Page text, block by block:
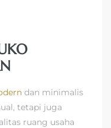
dan minimalis
tetapi juga
ruang usaha